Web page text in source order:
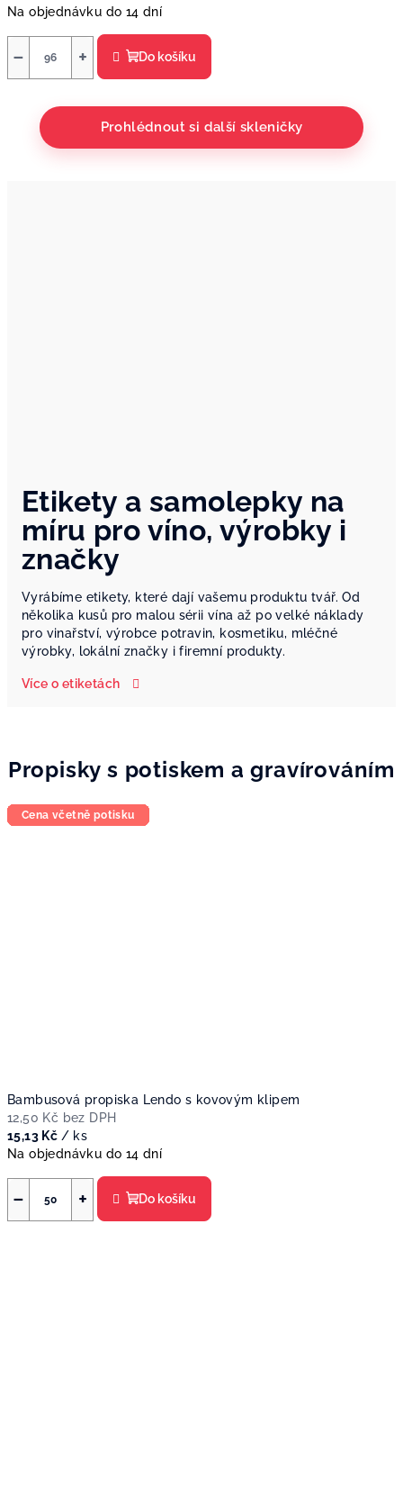
Na objednávku do 14 dní
+
− Do košíku
Prohlédnout si další skleničky
Etikety a samolepky na
míru pro víno, výrobky i
značky
Vyrábíme etikety, které dají vašemu produktu tvář. Od
několika kusů pro malou sérii vína až po velké náklady
pro vinařství, výrobce potravin, kosmetiku, mléčné
výrobky, lokální značky i firemní produkty.
Více o etiketách
Propisky s potiskem a gravírováním
Cena včetně potisku
Bambusová propiska Lendo s kovovým klipem
12,50 Kč bez DPH
15,13 Kč / ks
Na objednávku do 14 dní
+
− Do košíku
Cena včetně potisku
Cena včetně potisku
Cena včetně potisku
Cena včetně potisku
Cena včetně potisku
Cena včetně potisku
Cena včetně potisku
Cena včetně potisku